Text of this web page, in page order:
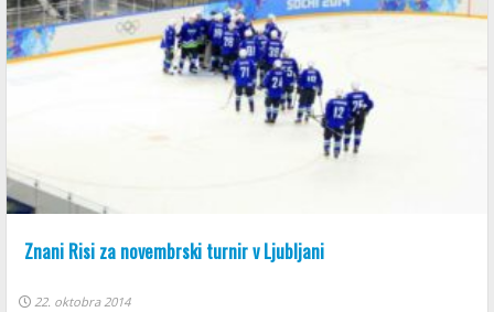
Znani Risi za novembrski turnir v Ljubljani
22. oktobra 2014